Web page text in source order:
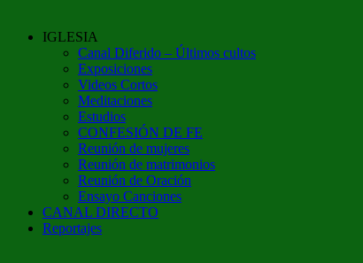
IGLESIA
Canal Diferido – Últimos cultos
Exposiciones
Videos Cortos
Meditaciones
Estudios
CONFESIÓN DE FE
Reunión de mujeres
Reunión de matrimonios
Reunión de Oración
Ensayo Canciones
CANAL DIRECTO
Reportajes